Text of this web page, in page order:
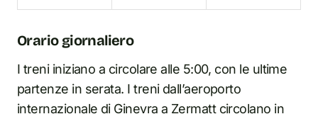
Orario giornaliero
I treni iniziano a circolare alle 5:00, con le ultime
partenze in serata. I treni dall’aeroporto
internazionale di Ginevra a Zermatt circolano in